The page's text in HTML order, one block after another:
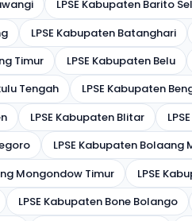
LPSE Kabupaten Barito
LPSE Kabupaten Batanghari
Timur
LPSE Kabupaten Belu
Tengah
LPSE Kabupaten
LPSE Kabupaten Blitar
LPSE Kabupaten Bolaang
Mongondow Timur
LPSE
LPSE Kabupaten Bone Bolango